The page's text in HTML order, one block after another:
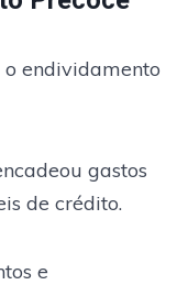
endividamento
gastos
de crédito.
e